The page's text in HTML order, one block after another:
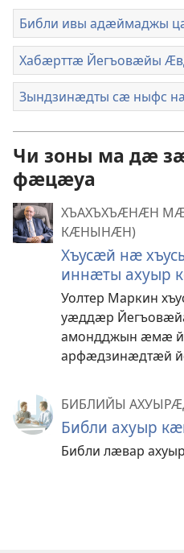
Библи ивы адӕймаджы
Хабӕрттӕ Йегъовӕйы
Зындзинӕдты сӕ ныфс
Чи зоны ма дӕ
фӕцӕуа
ХЪАХЪХЪӔНӔН
КӔНЫНӔН)
Хъусӕй нӕ
иннӕты ахуыр
Уолтер Маркин
уӕддӕр
амондджын ӕмӕ
арфӕдзинӕдтӕй
БИБЛИЙЫ
Библи ахуыр
Библи лӕвар